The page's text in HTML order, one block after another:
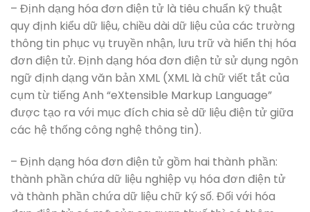
– Định dạng hóa đơn điện tử là tiêu chuẩn kỹ thuật
quy định kiểu dữ liệu, chiều dài dữ liệu của các trường
thông tin phục vụ truyền nhận, lưu trữ và hiển thị hóa
đơn điện tử. Định dạng hóa đơn điện tử sử dụng ngôn
ngữ định dạng văn bản XML (XML là chữ viết tắt của
cụm từ tiếng Anh “eXtensible Markup Language”
được tạo ra với mục đích chia sẻ dữ liệu điện tử giữa
các hệ thống công nghệ thông tin).
– Định dạng hóa đơn điện tử gồm hai thành phần:
thành phần chứa dữ liệu nghiệp vụ hóa đơn điện tử
và thành phần chứa dữ liệu chữ ký số. Đối với hóa